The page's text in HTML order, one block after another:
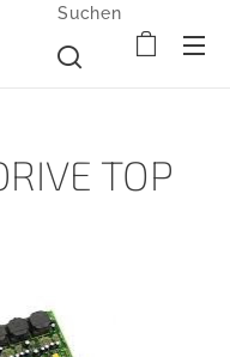
Suchen
TOP